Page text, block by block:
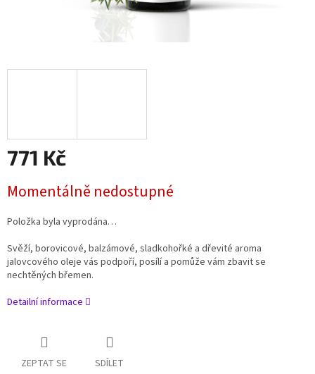
771 Kč
cena:
Momentálně nedostupné
Položka byla vyprodána…
Svěží, borovicové, balzámové, sladkohořké a dřevité aroma
jalovcového oleje vás podpoří, posílí a pomůže vám zbavit se
nechtěných břemen.
Detailní informace
ZEPTAT SE SDÍLET